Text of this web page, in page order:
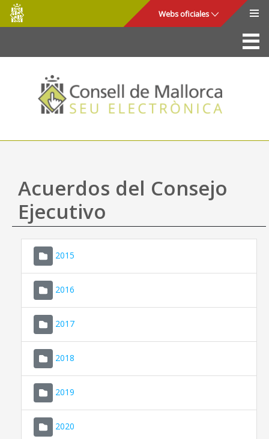
Saltar al contenido principal
Consell
de
Mallorca
Webs oficiales
La Sede
Consejo de Mallorca
Acceso y seguridad
Utilidades
Mapa web
Ayuda
Acuerdos del Consejo
Ejecutivo
2015
2016
2017
2018
2019
2020